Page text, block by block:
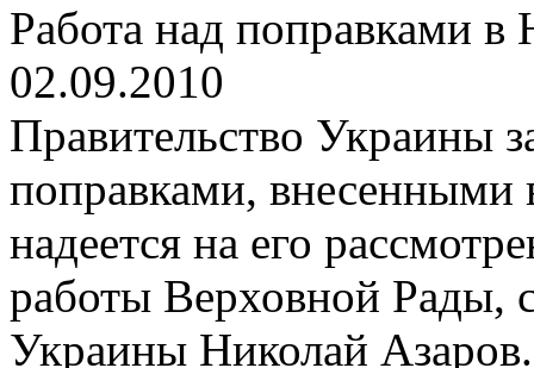
Работа над поправками в
02.09.2010
Правительство Украины
поправками, внесенными
надеется на его
работы Верховной Рады,
Украины Николай Азаров.